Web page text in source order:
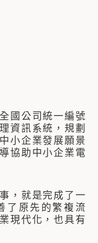
國公司統一編號
資訊系統，規劃
小企業發展願景
協助中小企業電
，就是完成了一
了原先的繁複流
現代化，也具有